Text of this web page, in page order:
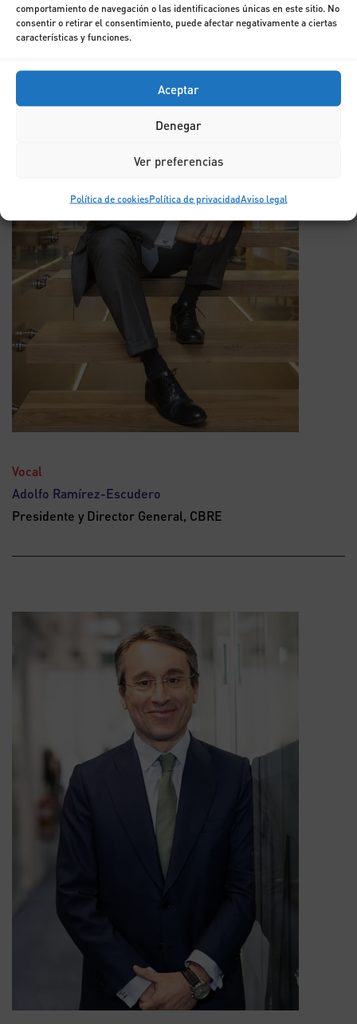
comportamiento de navegación o las identificaciones únicas en este sitio. No
consentir o retirar el consentimiento, puede afectar negativamente a ciertas
características y funciones.
Aceptar
Denegar
Ver preferencias
Política de cookiesPolítica de privacidadAviso legal
Vocal
Adolfo Ramírez-Escudero
Presidente y Director General, CBRE